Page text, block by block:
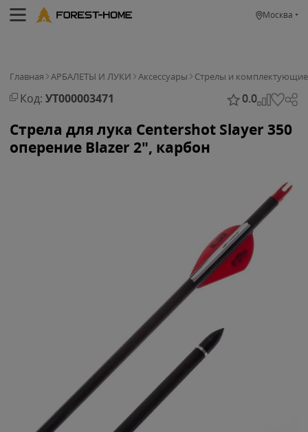
Москва
Главная АРБАЛЕТЫ И ЛУКИ Аксессуары Стрелы и комплектующие
Код: УТ000003471 0.0
Стрела для лука Centershot Slayer 350
оперение Blazer 2", карбон